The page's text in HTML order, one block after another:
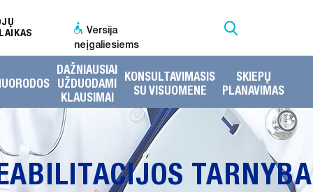
Versija
neįgaliesiems
DAŽNIAUSIAI
UŽDUODAMI
KLAUSIMAI
KONSULTAVIMASIS
SU VISUOMENE
SKIEPŲ
PLANAVIMAS
TARNYBA